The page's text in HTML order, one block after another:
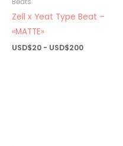
Zell x Yeat Type Beat –
«MATTE»
USD$20 - USD$200Rango